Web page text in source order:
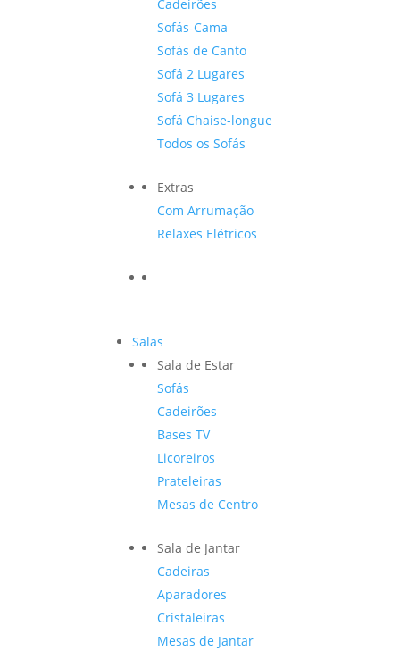
Cadeirões
Sofás-Cama
Sofás de Canto
Sofá 2 Lugares
Sofá 3 Lugares
Sofá Chaise-longue
Todos os Sofás
Extras
Com Arrumação
Relaxes Elétricos
Salas
Sala de Estar
Sofás
Cadeirões
Bases TV
Licoreiros
Prateleiras
Mesas de Centro
Sala de Jantar
Cadeiras
Aparadores
Cristaleiras
Mesas de Jantar